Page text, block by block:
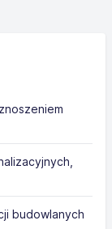
budowlanych